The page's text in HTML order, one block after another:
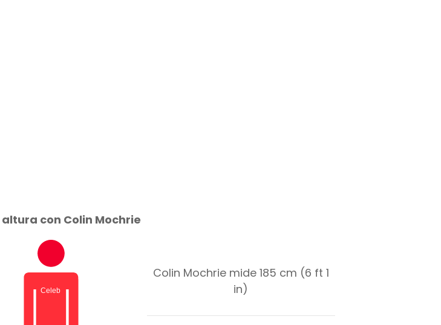
con Colin Mochrie
Colin Mochrie mide 185 cm (6 ft 1
in)